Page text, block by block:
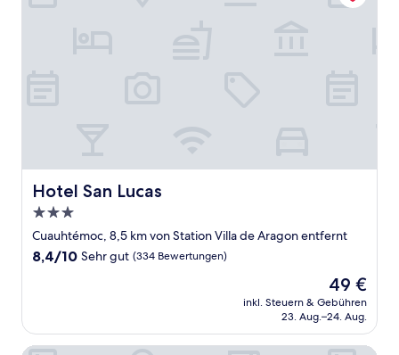
Hotel San Lucas
Hotel San Lucas
3.0-
Sterne-
Unterkunft
Cuauhtémoc, 8,5 km von Station Villa de Aragon entfernt
8.4
(334
Bewertungen)
8,4/10 Sehr gut (334 Bewertungen)
Der
Preis
beträgt
49 €
inkl. Steuern & Gebühren
23. Aug.–24. Aug.